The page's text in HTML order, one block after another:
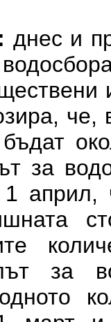
днес и
че,
за
април,
за